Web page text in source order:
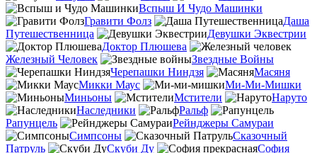
Вспыш И Чудо Машинки
Гравити Фолз
Даша
Путешественница
Девушки Эквестрии
Доктор Плюшева
Железный Человек
Звездные Войны
Черепашки Ниндзя
Масяня
Микки Маус
Ми-Ми-Мишки
Миньоны
Мстители
Наруто
Наследники
Ральф
Рапунцель
Рейнджеры Самураи
Симпсоны
Сказочный
Патруль
Скуби Ду
София